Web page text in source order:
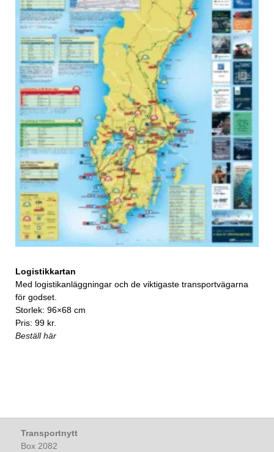
Logistikkartan
Med logistikanläggningar och de viktigaste transportvägarna
för godset.
Storlek: 96×68 cm
Pris: 99 kr.
Beställ här
Transportnytt
Box 2082